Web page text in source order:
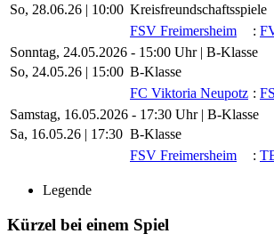
So, 28.06.26 | 10:00 Kreisfreundschaftsspiele
FSV Freimersheim
:
Sonntag, 24.05.2026 - 15:00 Uhr | B-Klasse
So, 24.05.26 | 15:00 B-Klasse
FC Viktoria Neupotz :
Samstag, 16.05.2026 - 17:30 Uhr | B-Klasse
Sa, 16.05.26 | 17:30 B-Klasse
FSV Freimersheim
:
Legende
Kürzel bei einem Spiel